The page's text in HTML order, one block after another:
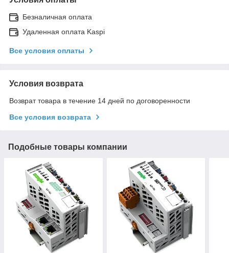
Безналичная оплата
Удаленная оплата Kaspi
Все условия оплаты
Условия возврата
Возврат товара в течение 14 дней по договоренности
Все условия возврата
Подобные товары компании